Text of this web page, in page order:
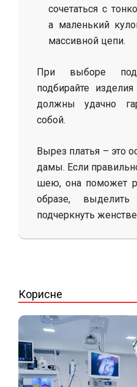
сочетаться с
а маленький
массивной цепи.
При выборе
подбирайте
должны удачно
собой.
Вырез платья – это
дамы. Если
шею, она поможет
образе,
подчеркнуть
2025-
Корисне